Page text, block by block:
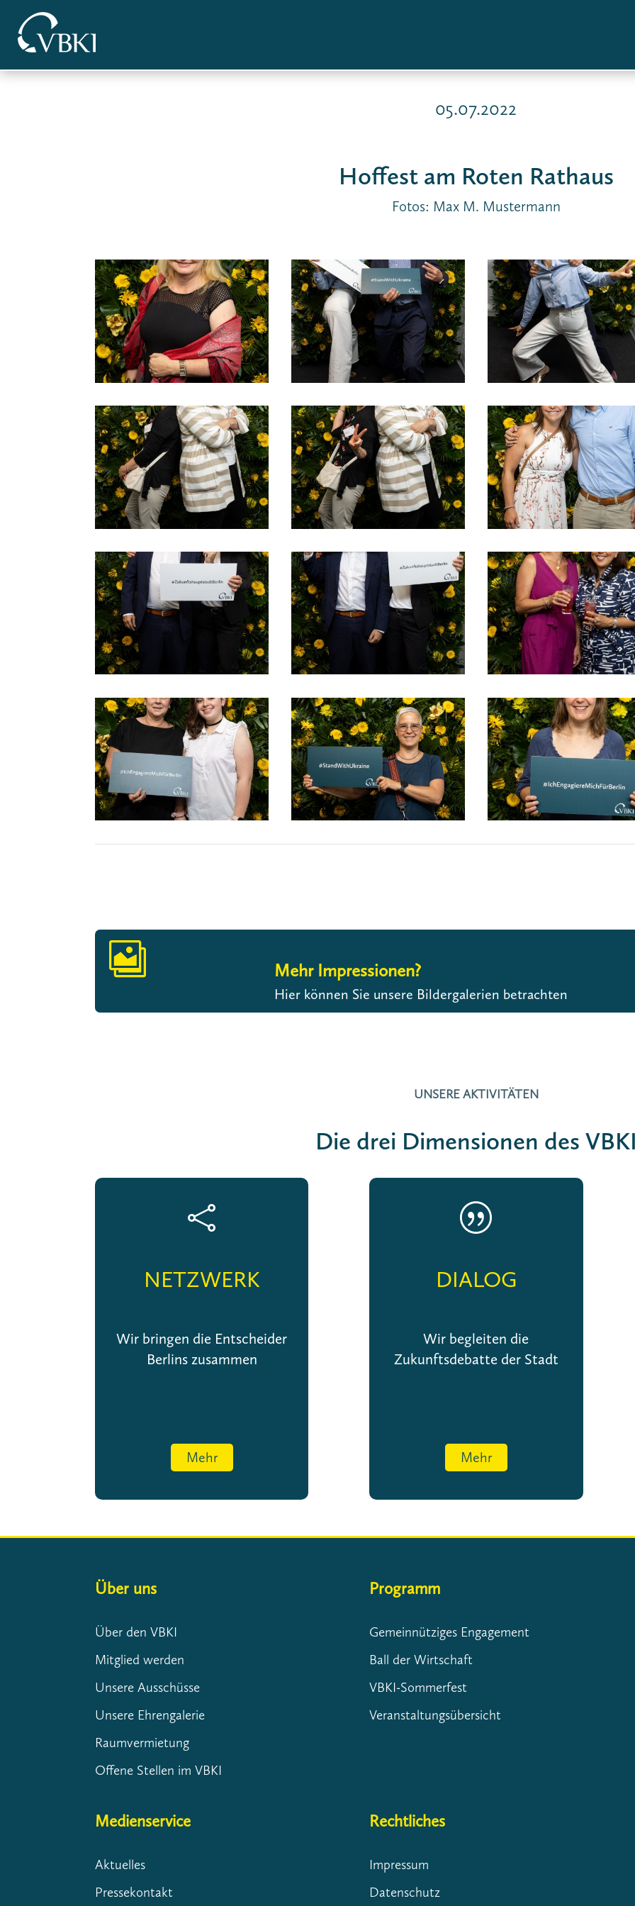
05.07.2022
Hoffest am Roten Rathaus
Fotos: Max M. Mustermann
 Mehr Impressionen?
Hier können Sie unsere Bildergalerien betrachten
UNSERE AKTIVITÄTEN
Die drei Dimensionen des VBKI

NETZWERK
Wir bringen die Entscheider
Berlins zusammen
Mehr
|
DIALOG
Wir begleiten die
Zukunftsdebatte der Stadt
Mehr
Über uns
Über den VBKI
Mitglied werden
Unsere Ausschüsse
Unsere Ehrengalerie
Raumvermietung
Offene Stellen im VBKI
Programm
Gemeinnütziges Engagement
Ball der Wirtschaft
VBKI-Sommerfest
Veranstaltungsübersicht
Medienservice
Aktuelles
Pressekontakt
Rechtliches
Impressum
Datenschutz